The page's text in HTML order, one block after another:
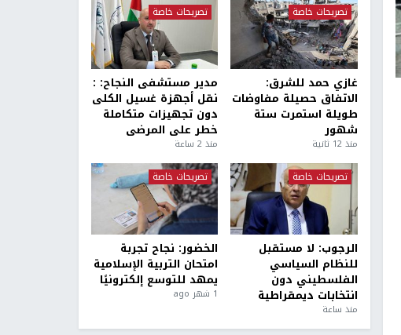
تصريحات خاصة
غازي حمد للشرق:
الاتفاق حصيلة مفاوضات
طويلة استمرت ستة
شهور
منذ 12 ثانية
تصريحات خاصة
مدير مستشفى النجاح: :
نقل أجهزة غسيل الكلى
دون تجهيزات متكاملة
خطر على المرضى
منذ 2 ساعة
تصريحات خاصة
الرجوب: لا مستقبل
للنظام السياسي
الفلسطيني دون
انتخابات ديمقراطية
منذ ساعة
تصريحات خاصة
الخضور: نجاح تجربة
امتحان التربية الإسلامية
يمهد للتوسع إلكترونيًا
1 شهر ago